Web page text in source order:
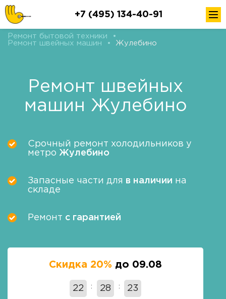
+7 (495) 134-40-91
Ремонт бытовой техники
•
Ремонт швейных машин
• Жулебино
Ремонт швейных
машин Жулебино
Срочный ремонт холодильников у
метро Жулебино
Запасные части для в наличии на
складе
Ремонт с гарантией
Скидка 20% до 09.08
22 28 22